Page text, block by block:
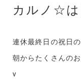
カルノ☆は
連休最終日の祝日
朝からたくさんの
v